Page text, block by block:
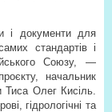
і документи для
стандартів і
Союзу, —
начальник
Тиса Олег Кисіль.
гідрологічні та